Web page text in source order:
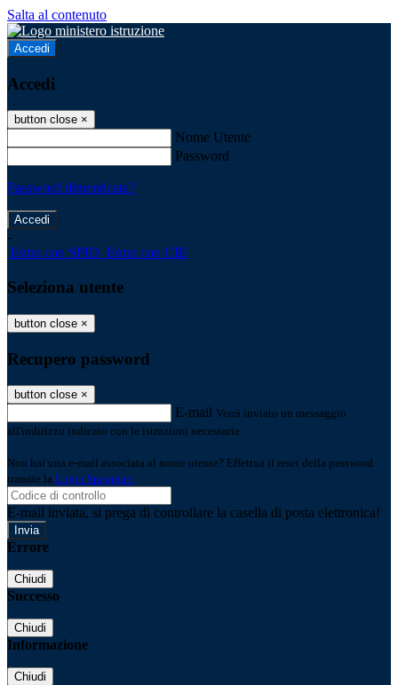
Salta al contenuto
Accedi
Accedi
button close ×
Nome Utente
Password
Password dimenticata?
-
Entra con SPID Entra con CIE
Seleziona utente
button close ×
Recupero password
button close ×
E-mail Verrà inviato un messaggio
all'indirizzo indicato con le istruzioni necessarie.
Non hai una e-mail associata al nome utente? Effettua il reset della password
tramite la Login Spaggiari
E-mail inviata, si prega di controllare la casella di posta elettronica!
Errore
Chiudi
Successo
Chiudi
Informazione
Chiudi